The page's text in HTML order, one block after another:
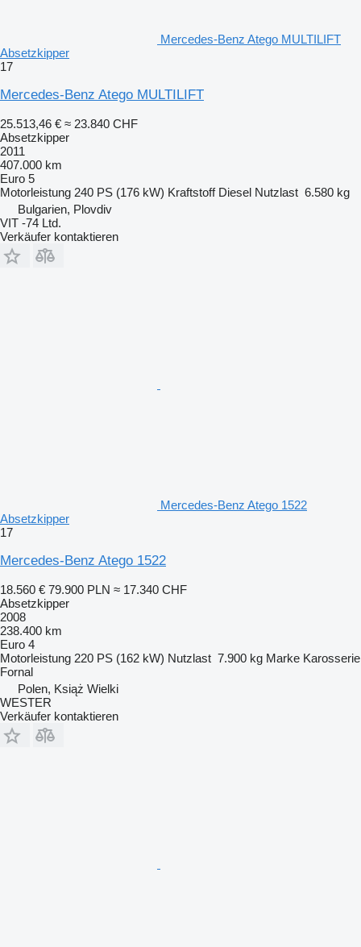
Mercedes-Benz Atego MULTILIFT
Absetzkipper
17
Mercedes-Benz Atego MULTILIFT
25.513,46 € ≈ 23.840 CHF
Absetzkipper
2011
407.000 km
Euro 5
Motorleistung 240 PS (176 kW) Kraftstoff Diesel Nutzlast 6.580 kg
Bulgarien, Plovdiv
VIT -74 Ltd.
Verkäufer kontaktieren
Mercedes-Benz Atego 1522
Absetzkipper
17
Mercedes-Benz Atego 1522
18.560 € 79.900 PLN ≈ 17.340 CHF
Absetzkipper
2008
238.400 km
Euro 4
Motorleistung 220 PS (162 kW) Nutzlast 7.900 kg Marke Karosserie
Fornal
Polen, Książ Wielki
WESTER
Verkäufer kontaktieren